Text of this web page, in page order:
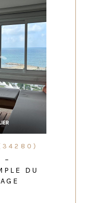
–
DU